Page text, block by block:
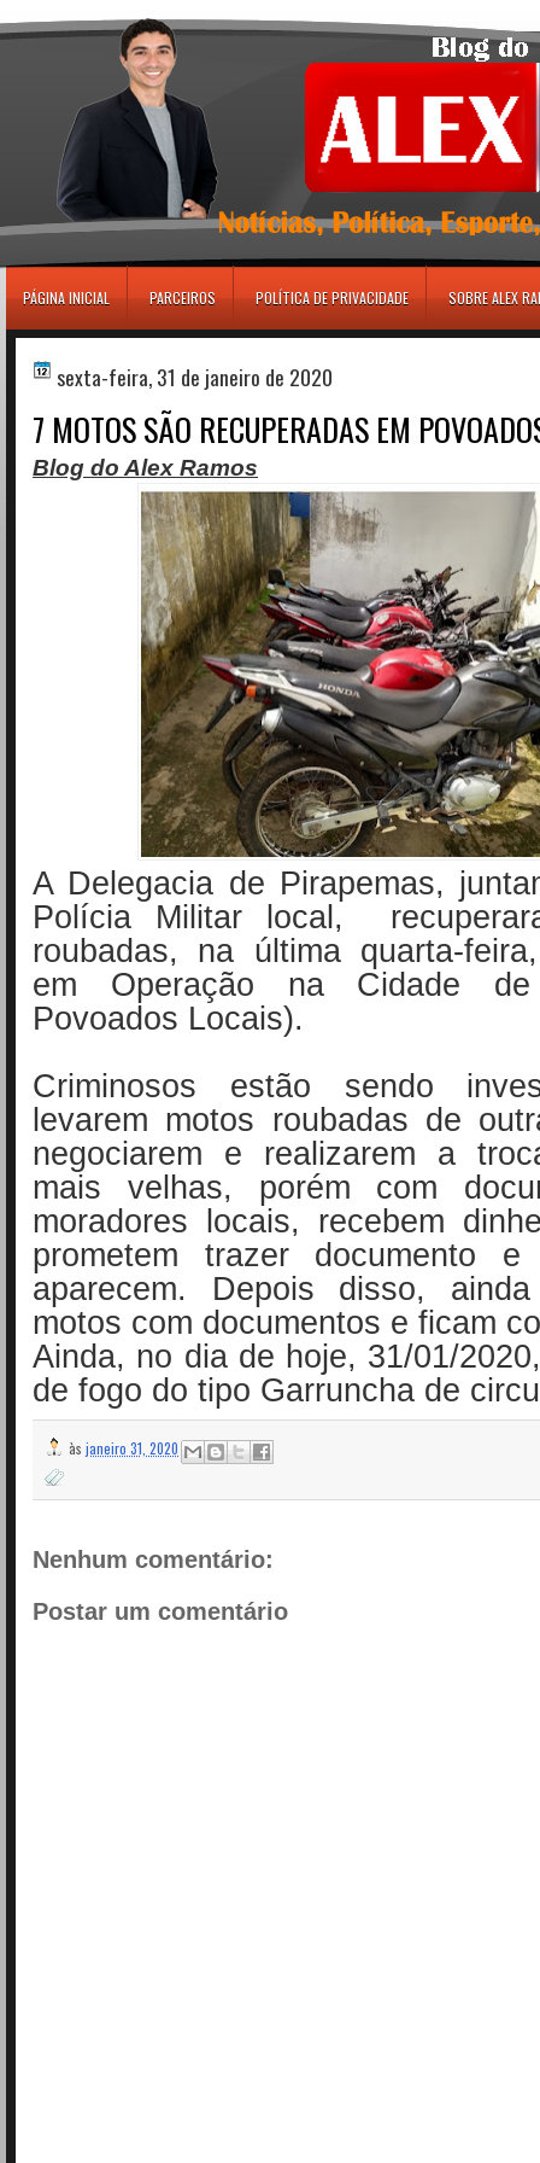
PÁGINA INICIAL PARCEIROS POLÍTICA DE PRIVACIDADE SOBRE ALEX
sexta-feira, 31 de janeiro de 2020
7 MOTOS SÃO RECUPERADAS EM
Blog do Alex Ramos
A Delegacia de Pirapemas,
Polícia Militar local,
roubadas, na última quarta-
em Operação na Cidade de
Povoados Locais).
Criminosos estão sendo
levarem motos roubadas de
negociarem e realizarem a
mais velhas, porém com
moradores locais, recebem
prometem trazer documento
aparecem. Depois disso,
motos com documentos e ficam
Ainda, no dia de hoje, 31/01/
de fogo do tipo Garruncha de
às janeiro 31, 2020
Nenhum comentário:
Postar um comentário